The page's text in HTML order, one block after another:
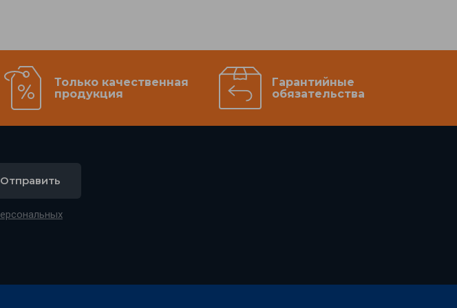
Только качественная
продукция
Гарантийные
обязательства
Отправить